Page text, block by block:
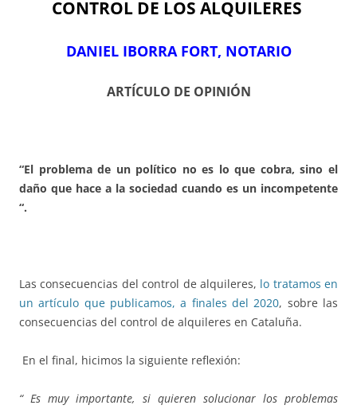
CONTROL DE LOS ALQUILERES
DANIEL IBORRA FORT, NOTARIO
ARTÍCULO DE OPINIÓN
“El problema de un político no es lo que cobra, sino el
daño que hace a la sociedad cuando es un incompetente
“.
Las consecuencias del control de alquileres, lo tratamos en
un artículo que publicamos, a finales del 2020, sobre las
consecuencias del control de alquileres en Cataluña.
En el final, hicimos la siguiente reflexión:
“ Es muy importante, si quieren solucionar los problemas